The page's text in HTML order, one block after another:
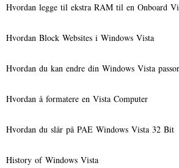
Hvordan legge til ekstra RAM til en Onboard
Hvordan Block Websites i Windows Vista
Hvordan du kan endre din Windows Vista
Hvordan å formatere en Vista Computer
Hvordan du slår på PAE Windows Vista 32 Bit
History of Windows Vista